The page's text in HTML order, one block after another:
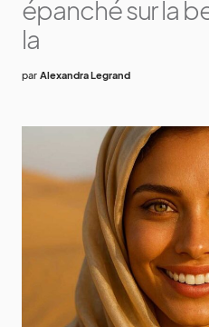
épanché sur la
la
par Alexandra Legrand